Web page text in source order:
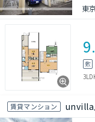
東
敷
賃貸マンション unvilla